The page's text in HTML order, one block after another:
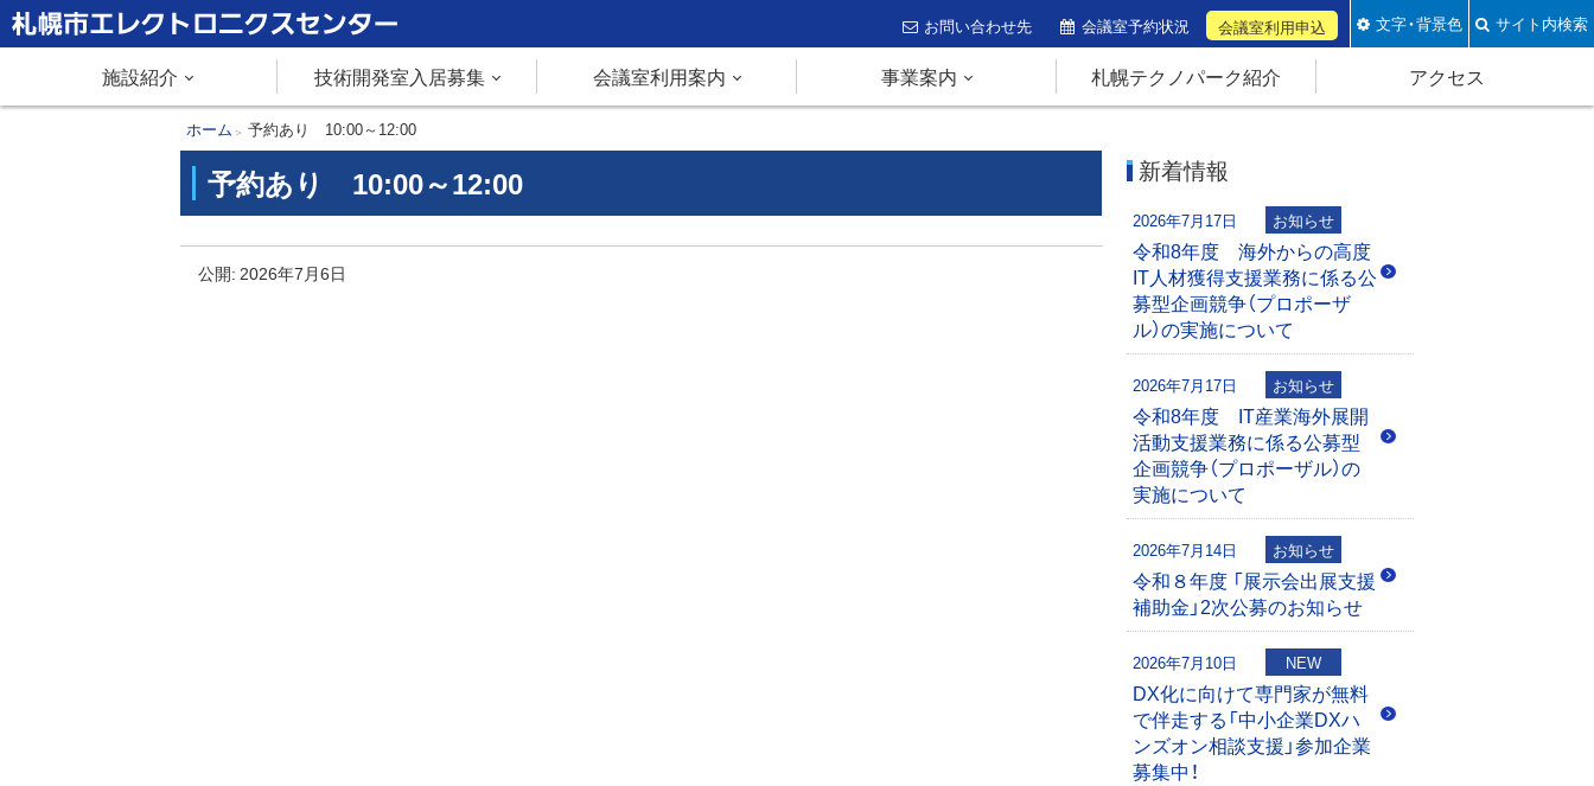
本
文
メ
札幌市エレクトロニクスセンター
お問い合わせ先 会議室予約状況 会議室利用申込 文字・背景色 サイト内検索
施設紹介 技術開発室入居募集 会議室利用案内 事業案内 札幌テクノパーク紹介 アクセス
現
在
置
の
ホーム 予約あり 10:00～12:00
予約あり 10:00～12:00
予
約
公開:2026年7月6日
新着情報
2026年7月17日 お知らせ
令和8年度 海外からの高度
IT人材獲得支援業務に係る公
募型企画競争（プロポーザ
ル）の実施について
2026年7月17日 お知らせ
令和8年度 IT産業海外展開
活動支援業務に係る公募型
企画競争（プロポーザル）の
実施について
2026年7月14日 お知らせ
令和８年度 「展示会出展支援
補助金」2次公募のお知らせ
2026年7月10日 NEW
DX化に向けて専門家が無料
で伴走する「中小企業DXハ
ンズオン相談支援」参加企業
募集中！